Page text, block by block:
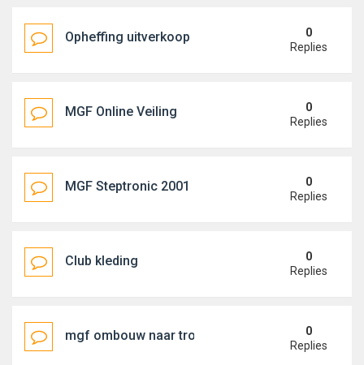
Opheffing uitverkoop Paul's parts
0
Replies
MGF Online Veiling
0
Replies
MGF Steptronic 2001 antraciet
0
Replies
Club kleding
0
Replies
mgf ombouw naar trophy 160pk blok
0
Replies